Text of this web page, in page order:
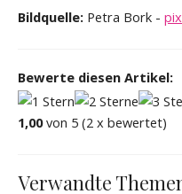
Bildquelle: Petra Bork -
Bewerte diesen Artikel:
1,00von 5 (2 x bewertet)
Verwandte